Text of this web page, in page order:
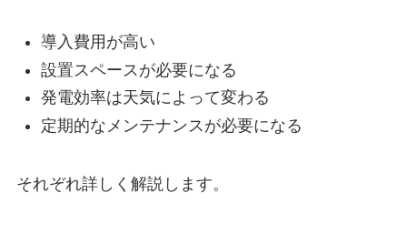
導入費用が高い
設置スペースが必要になる
発電効率は天気によって変わる
定期的なメンテナンスが必要になる
それぞれ詳しく解説します。